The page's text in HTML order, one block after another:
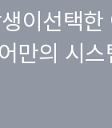
이선택한
만의 시